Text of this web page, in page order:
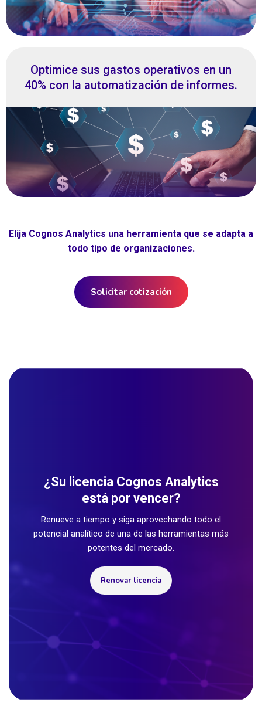
Optimice sus gastos operativos en un
40% con la automatización de informes.
Elija Cognos Analytics una herramienta que se adapta a
todo tipo de organizaciones.
Solicitar cotización
¿Su licencia Cognos Analytics
está por vencer?
Renueve a tiempo y siga aprovechando todo el
potencial analítico de una de las herramientas más
potentes del mercado.
Renovar licencia